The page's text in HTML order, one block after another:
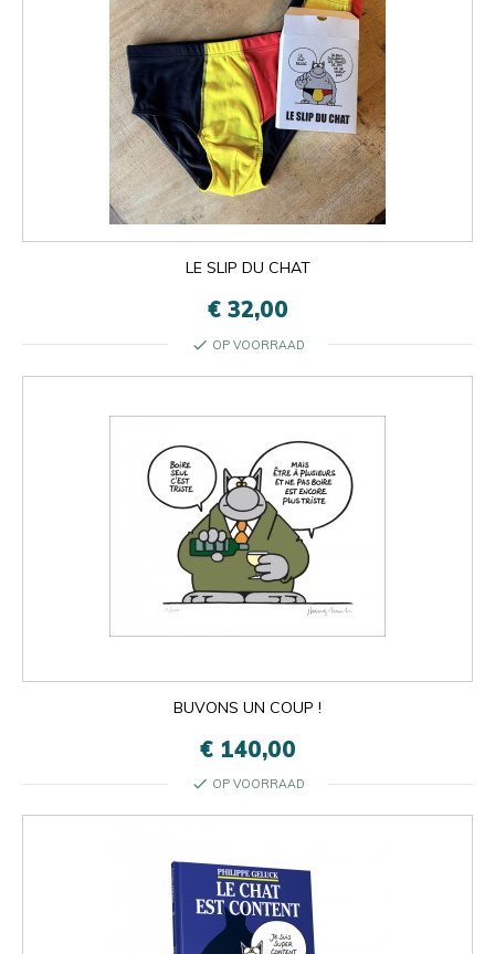
LE SLIP DU CHAT
€ 32,00
check OP VOORRAAD
BUVONS UN COUP !
€ 140,00
check OP VOORRAAD